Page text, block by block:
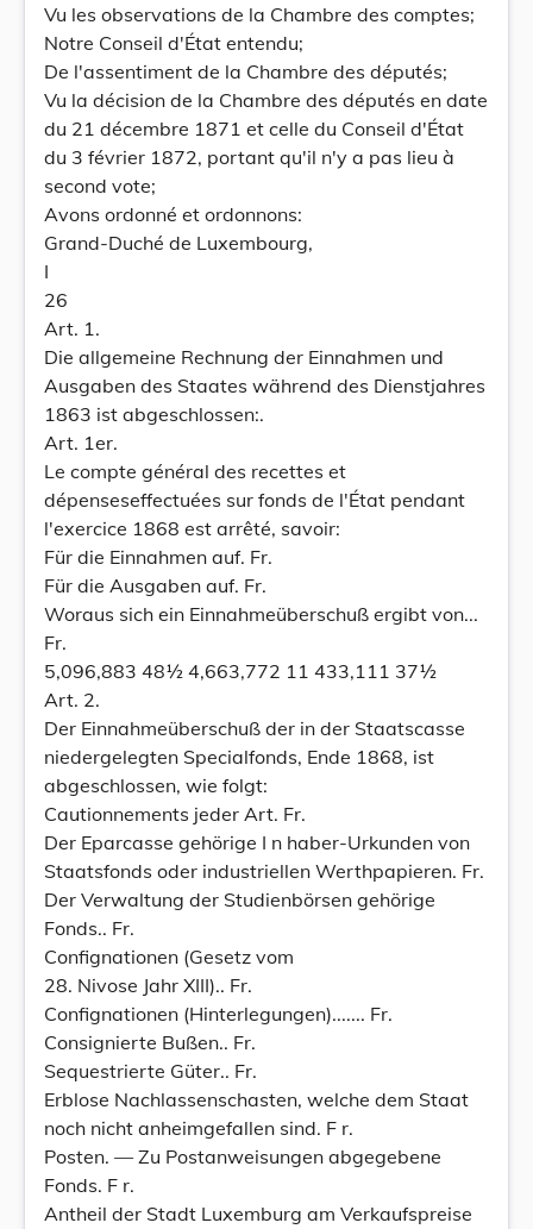
Vu les observations de la Chambre des comptes;
Notre Conseil d'État entendu;
De l'assentiment de la Chambre des députés;
Vu la décision de la Chambre des députés en date
du 21 décembre 1871 et celle du Conseil d'État
du 3 février 1872, portant qu'il n'y a pas lieu à
second vote;
Avons ordonné et ordonnons:
Grand-Duché de Luxembourg,
I
26
Art. 1.
Die allgemeine Rechnung der Einnahmen und
Ausgaben des Staates während des Dienstjahres
1863 ist abgeschlossen:.
Art. 1er.
Le compte général des recettes et
dépenseseffectuées sur fonds de l'État pendant
l'exercice 1868 est arrêté, savoir:
Für die Einnahmen auf. Fr.
Für die Ausgaben auf. Fr.
Woraus sich ein Einnahmeüberschuß ergibt von...
Fr.
5,096,883 48½ 4,663,772 11 433,111 37½
Art. 2.
Der Einnahmeüberschuß der in der Staatscasse
niedergelegten Specialfonds, Ende 1868, ist
abgeschlossen, wie folgt:
Cautionnements jeder Art. Fr.
Der Eparcasse gehörige I n haber-Urkunden von
Staatsfonds oder industriellen Werthpapieren. Fr.
Der Verwaltung der Studienbörsen gehörige
Fonds.. Fr.
Confignationen (Gesetz vom
28. Nivose Jahr XIII).. Fr.
Confignationen (Hinterlegungen)....... Fr.
Consignierte Bußen.. Fr.
Sequestrierte Güter.. Fr.
Erblose Nachlassenschasten, welche dem Staat
noch nicht anheimgefallen sind. F r.
Posten. — Zu Postanweisungen abgegebene
Fonds. F r.
Antheil der Stadt Luxemburg am Verkaufspreise